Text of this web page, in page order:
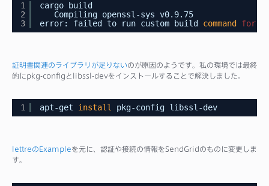
1
2
3
cargo build
Compiling openssl-sys v0.9.75
error: failed to run custom build command for
証明書関連のライブラリが足りないのが原因のようです。私の環境では最終
的にpkg-configとlibssl-devをインストールすることで解決しました。
1 apt-get install pkg-config libssl-dev
lettreのExampleを元に、認証や接続の情報をSendGridのものに変更しま
す。